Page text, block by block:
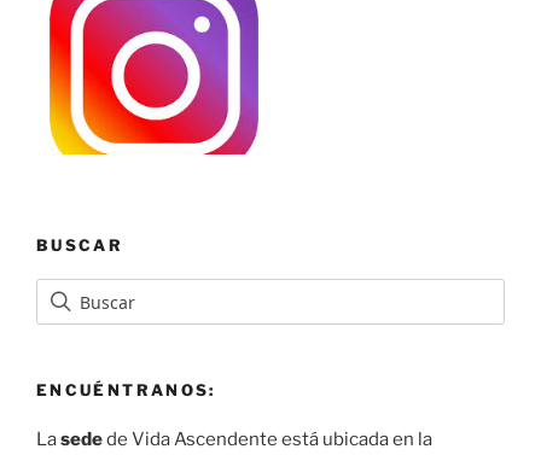
BUSCAR
ENCUÉNTRANOS:
Lasedede Vida Ascendente está ubicada en la